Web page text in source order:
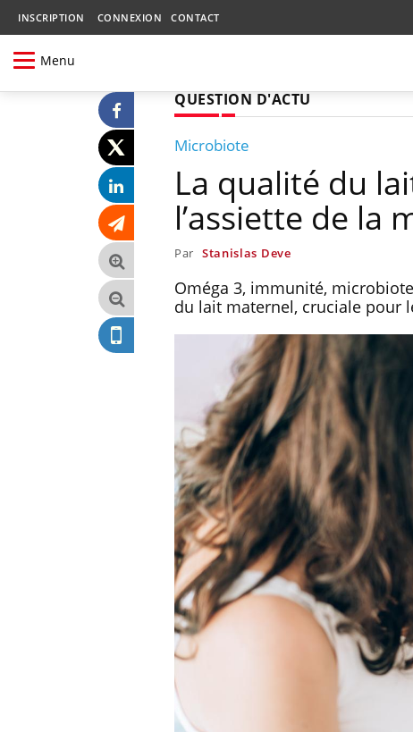
INSCRIPTION CONNEXION CONTACT
Menu
QUESTION D'ACTU
Microbiote
La qualité du
l’assiette de la
Par Stanislas Deve
Oméga 3, immunité,
du lait maternel, cruciale pour